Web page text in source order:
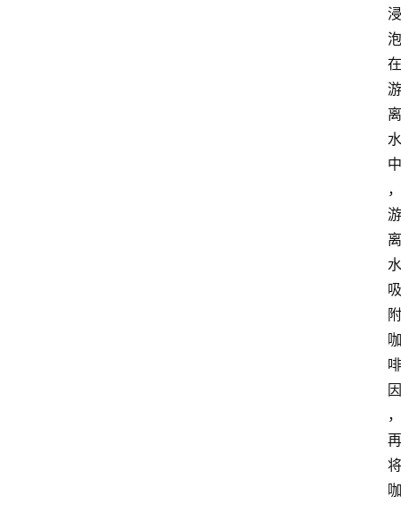
浸
泡
在
游
离
水
中
，
游
离
水
吸
附
咖
啡
因
，
再
将
咖